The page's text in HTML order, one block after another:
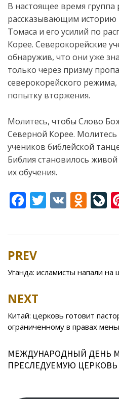
В настоящее время группа
рассказывающим историю
Томаса и его усилий по
Корее. Северокорейские
обнаружив, что они уже
только через призму
северокорейского
попытку вторжения.
Молитесь, чтобы Слово
Северной Корее. Молитесь
учеников библейской
Библия становилось
их обучения.
F
b
o
o
k
T V O
kl
as
ni
ki
Li
u
r
al
Post
navigation
PREV
Уганда: исламисты напали на
NEXT
Китай: церковь готовит
ограниченному в правах
МЕЖДУНАРОДНЫЙ ДЕНЬ
ПРЕСЛЕДУЕМУЮ ЦЕРКОВЬ